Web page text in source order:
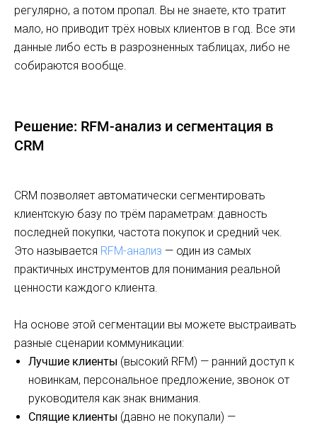
регулярно, а потом пропал. Вы не знаете, кто тратит
мало, но приводит трёх новых клиентов в год. Все эти
данные либо есть в разрозненных таблицах, либо не
собираются вообще.
Решение: RFM-анализ и сегментация в
CRM
CRM позволяет автоматически сегментировать
клиентскую базу по трём параметрам: давность
последней покупки, частота покупок и средний чек.
Это называется RFM-анализ — один из самых
практичных инструментов для понимания реальной
ценности каждого клиента.
На основе этой сегментации вы можете выстраивать
разные сценарии коммуникации:
Лучшие клиенты (высокий RFM) — ранний доступ к
новинкам, персональное предложение, звонок от
руководителя как знак внимания.
Спящие клиенты (давно не покупали) —